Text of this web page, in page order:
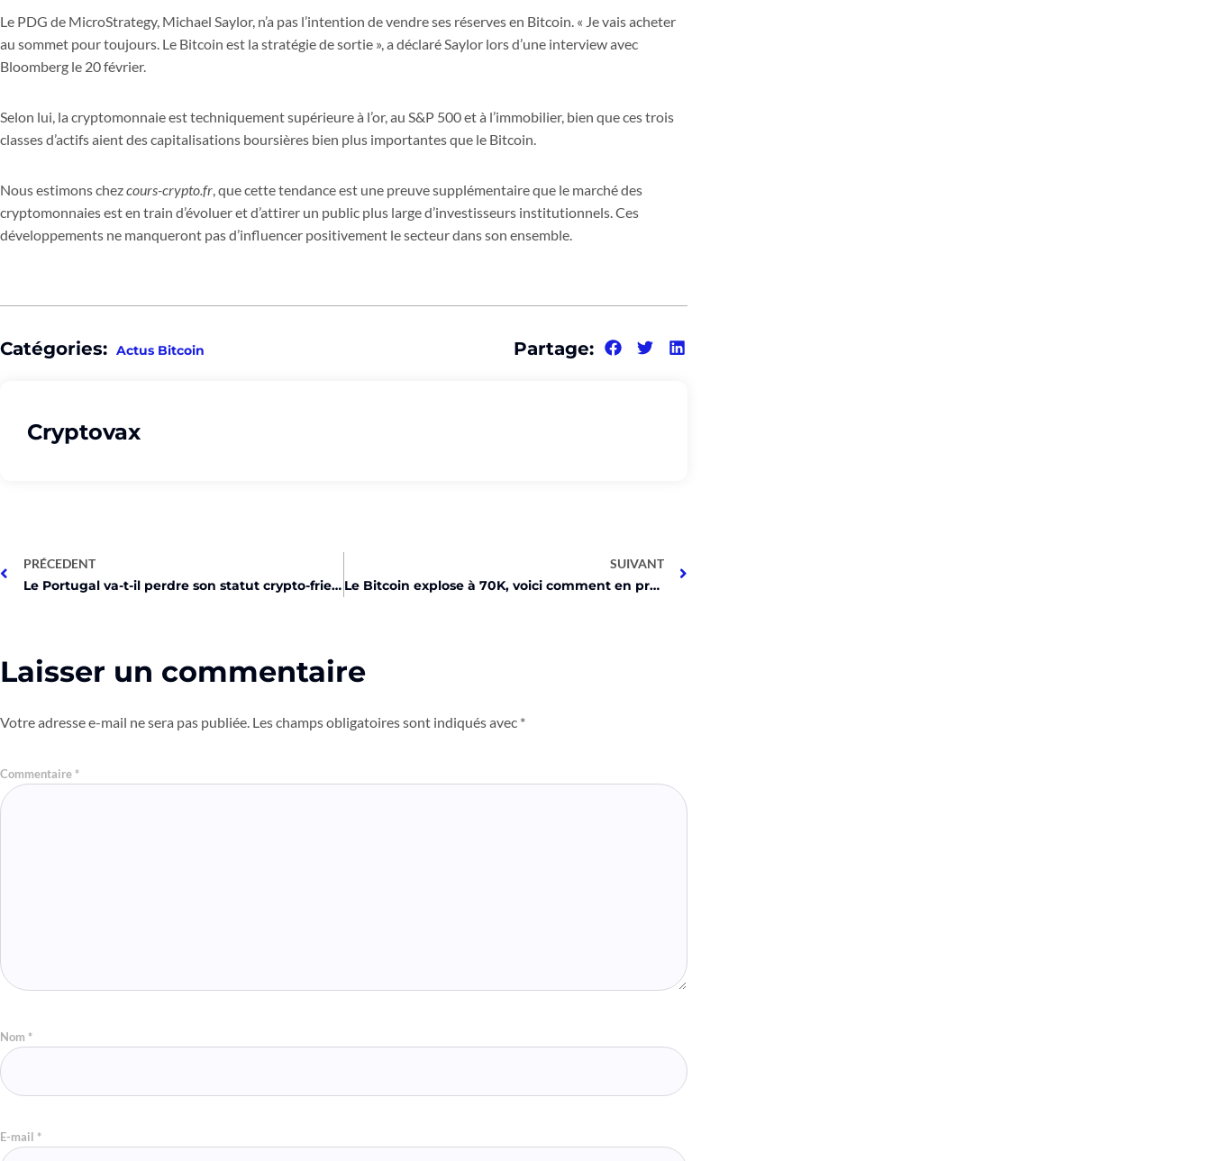
Le PDG de MicroStrategy, Michael Saylor, n’a pas l’intention de vendre ses réserves en Bitcoin. « Je vais acheter
au sommet pour toujours. Le Bitcoin est la stratégie de sortie », a déclaré Saylor lors d’une interview avec
Bloomberg le 20 février.
Selon lui, la cryptomonnaie est techniquement supérieure à l’or, au S&P 500 et à l’immobilier, bien que ces trois
classes d’actifs aient des capitalisations boursières bien plus importantes que le Bitcoin.
Nous estimons chezcours-crypto.fr , que cette tendance est une preuve supplémentaire que le marché des
cryptomonnaies est en train d’évoluer et d’attirer un public plus large d’investisseurs institutionnels. Ces
développements ne manqueront pas d’influencer positivement le secteur dans son ensemble.
Catégories: Actus Bitcoin Partage:
Cryptovax
PRÉCEDENT
Le Portugal va-t-il perdre son statut crypto-friendly?
SUIVANT
Le Bitcoin explose à 70K, voici comment en profiter !
Laisser un commentaire
Votre adresse e-mail ne sera pas publiée. Les champs obligatoires sont indiqués avec *
Commentaire*
Nom *
E-mail *